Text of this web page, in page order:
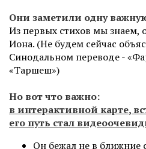
Они заметили одну
Из первых стихов мы знаем,
Иона. (Не будем сейчас
Синодальном переводе -
«Таршеш»)
Но вот что важно:
в интерактивной карте,
его путь стал
Он бежал не в ближние